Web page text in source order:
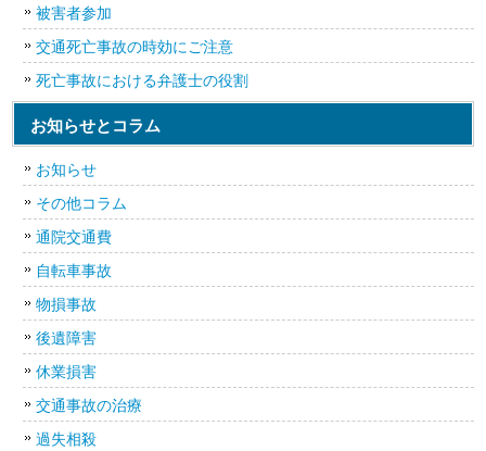
被害者参加
交通死亡事故の時効にご注意
死亡事故における弁護士の役割
お知らせとコラム
お知らせ
その他コラム
通院交通費
自転車事故
物損事故
後遺障害
休業損害
交通事故の治療
過失相殺